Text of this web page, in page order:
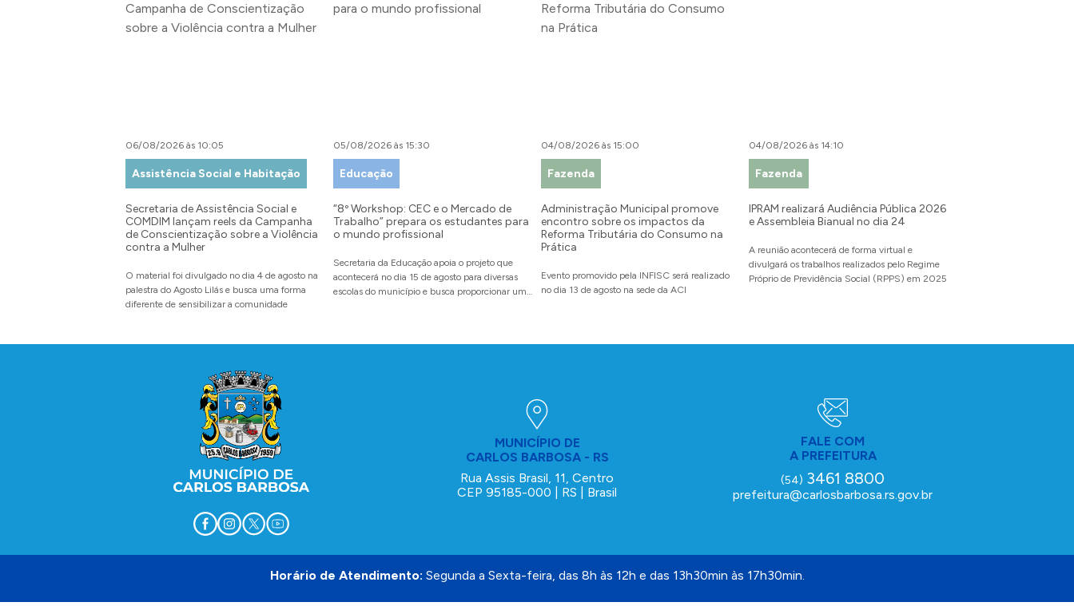
06/08/2026 às 10:05
Assistência Social e Habitação
Secretaria de Assistência Social e
COMDIM lançam reels da Campanha
de Conscientização sobre a Violência
contra a Mulher
O material foi divulgado no dia 4 de agosto na
palestra do Agosto Lilás e busca uma forma
diferente de sensibilizar a comunidade
05/08/2026 às 15:30
Educação
“8º Workshop: CEC e o Mercado de
Trabalho” prepara os estudantes para
o mundo profissional
Secretaria da Educação apoia o projeto que
acontecerá no dia 15 de agosto para diversas
escolas do município e busca proporcionar um
04/08/2026 às 15:00
Fazenda
Administração Municipal promove
encontro sobre os impactos da
Reforma Tributária do Consumo na
Prática
Evento promovido pela INFISC será realizado
no dia 13 de agosto na sede da ACI
04/08/2026 às 14:10
Fazenda
IPRAM realizará Audiência Pública 2026
e Assembleia Bianual no dia 24
A reunião acontecerá de forma virtual e
divulgará os trabalhos realizados pelo Regime
Próprio de Previdência Social (RPPS) em 2025
MUNICÍPIO DE
CARLOS BARBOSA - RS
Rua Assis Brasil, 11, Centro
CEP 95185-000 | RS | Brasil
FALE COM
A PREFEITURA
(54) 3461 8800
prefeitura@carlosbarbosa.rs.gov.br
Horário de Atendimento: Segunda a Sexta-feira, das 8h às 12h e das 13h30min às 17h30min.